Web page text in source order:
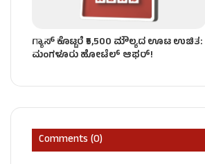
ಗ್ಯಾಸ್ ಕೊಟ್ಟರೆ ₹5,500 ಮೌಲ್ಯದ ಊಟ ಉಚಿತ:
ಮಂಗಳೂರು ಹೋಟೆಲ್ ಆಫರ್!
Comments (0)